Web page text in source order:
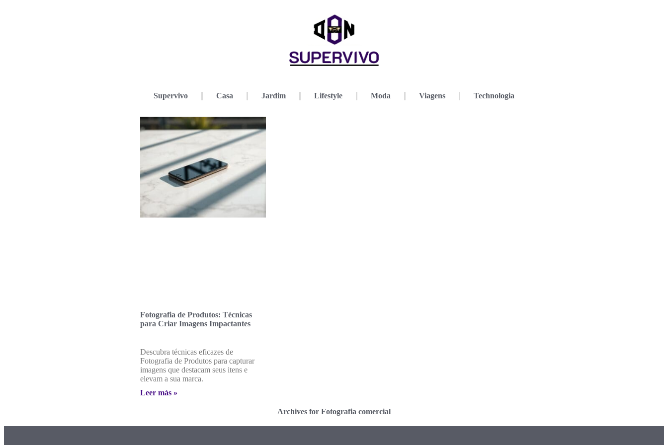
Supervivo Casa Jardim Lifestyle Moda Viagens Technologia
Fotografia de Produtos: Técnicas
para Criar Imagens Impactantes
Descubra técnicas eficazes de
Fotografia de Produtos para capturar
imagens que destacam seus itens e
elevam a sua marca.
Leer más »
Archives for Fotografia comercial